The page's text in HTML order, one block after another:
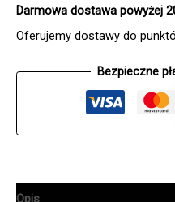
ABSOLUTE
TECH
Darmowa dostawa powyżej
Oferujemy dostawy do
Bezpieczne
Opis